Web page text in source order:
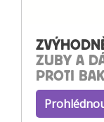
ZUBY A
PROTI